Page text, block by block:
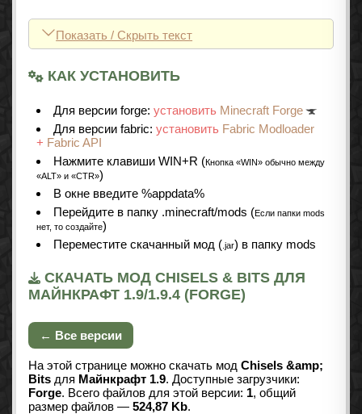
Показать / Скрыть текст
КАК УСТАНОВИТЬ
Для версии forge: установить Minecraft Forge
Для версии fabric: установить Fabric Modloader
+ Fabric API
Нажмите клавиши WIN+R (Кнопка «WIN» обычно между
«ALT» и «CTR»)
В окне введите %appdata%
Перейдите в папку .minecraft/mods (Если папки mods
нет, то создайте)
Переместите скачанный мод ( .jar) в папку mods
СКАЧАТЬ МОД CHISELS & BITS ДЛЯ
МАЙНКРАФТ 1.9/1.9.4 (FORGE)
← Все версии
На этой странице можно скачать мод Chisels &amp;
Bits для Майнкрафт 1.9. Доступные загрузчики:
Forge. Всего файлов для этой версии: 1, общий
размер файлов — 524,87 Kb.